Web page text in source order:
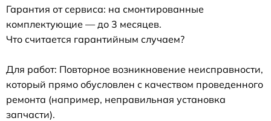
Гарантия от сервиса: на смонтированные
комплектующие — до 3 месяцев.
Что считается гарантийным случаем?
Для работ: Повторное возникновение неисправности,
который прямо обусловлен с качеством проведенного
ремонта (например, неправильная установка
запчасти).